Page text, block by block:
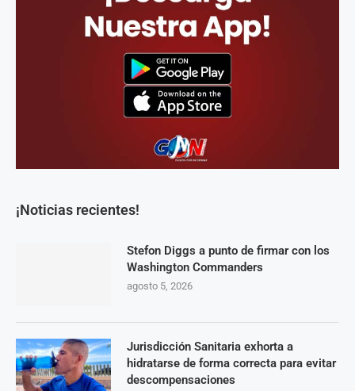
¡Noticias recientes!
Stefon Diggs a punto de firmar con los
Washington Commanders
agosto 5, 2026
Jurisdicción Sanitaria exhorta a
hidratarse de forma correcta para evitar
descompensaciones